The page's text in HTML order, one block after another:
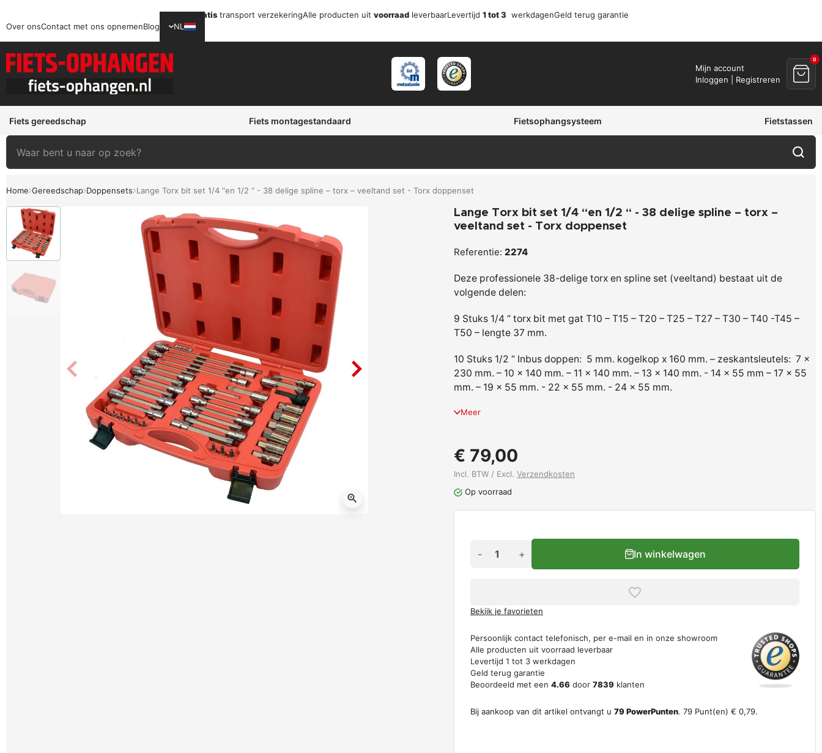
Gratis transport verzekeringAlle producten uit voorraad leverbaarLevertijd 1 tot 3 werkdagenGeld terug garantie
Over onsContact met ons opnemenBlog NL
Mijn account
Inloggen | Registreren
0
Fiets gereedschap Fiets montagestandaard Fietsophangsysteem Fietstassen
Home Gereedschap Doppensets Lange Torx bit set 1/4 “en 1/2 “ - 38 delige spline – torx – veeltand set - Torx doppenset
zoom_in
Lange Torx bit set 1/4 “en 1/2 “ - 38 delige spline – torx –
veeltand set - Torx doppenset
Referentie: 2274
Deze professionele 38-delige torx en spline set (veeltand) bestaat uit de
volgende delen:
9 Stuks 1/4 “ torx bit met gat T10 – T15 – T20 – T25 – T27 – T30 – T40 -T45 –
T50 – lengte 37 mm.
10 Stuks 1/2 “ Inbus doppen: 5 mm. kogelkop x 160 mm. – zeskantsleutels: 7 x
230 mm. – 10 x 140 mm. – 11 x 140 mm. – 13 x 140 mm. - 14 x 55 mm – 17 x 55
mm. – 19 x 55 mm. - 22 x 55 mm. - 24 x 55 mm.
Meer
€ 79,00
Incl. BTW / Excl. Verzendkosten
Op voorraad
- + In winkelwagen
Bekijk je favorieten
Persoonlijk contact telefonisch, per e-mail en in onze showroom
Alle producten uit voorraad leverbaar
Levertijd 1 tot 3 werkdagen
Geld terug garantie
Beoordeeld met een 4.66 door 7839 klanten
Bij aankoop van dit artikel ontvangt u 79PowerPunten. 79 Punt(en) € 0,79.